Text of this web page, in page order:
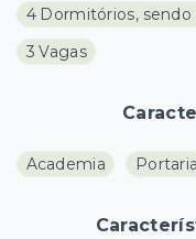
4 Dormitórios, sendo
3 Vagas
Academia Portaria